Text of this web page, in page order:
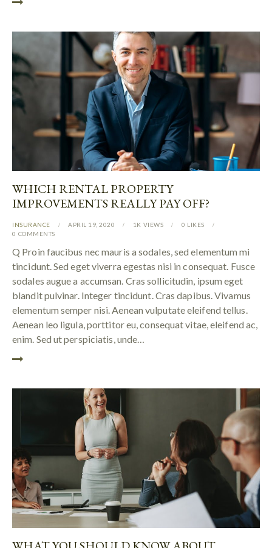
WHICH RENTAL PROPERTY
IMPROVEMENTS REALLY PAY OFF?
INSURANCE APRIL 19, 2020 1K VIEWS 0 LIKES
0 COMMENTS
Q Proin faucibus nec mauris a sodales, sed elementum mi
tincidunt. Sed eget viverra egestas nisi in consequat. Fusce
sodales augue a accumsan. Cras sollicitudin, ipsum eget
blandit pulvinar. Integer tincidunt. Cras dapibus. Vivamus
elementum semper nisi. Aenean vulputate eleifend tellus.
Aenean leo ligula, porttitor eu, consequat vitae, eleifend ac,
enim. Sed ut perspiciatis, unde…